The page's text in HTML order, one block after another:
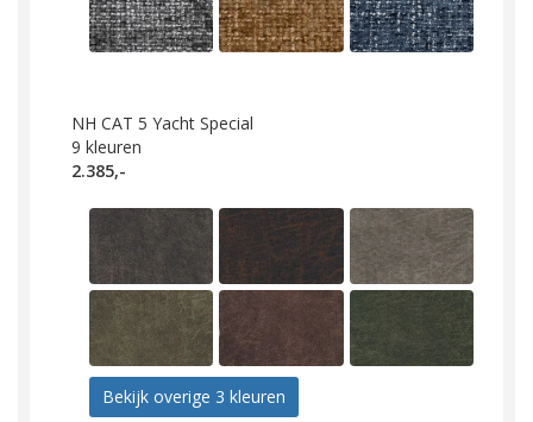
NH CAT 5 Yacht Special
9 kleuren
2.385,-
Bekijk overige 3 kleuren